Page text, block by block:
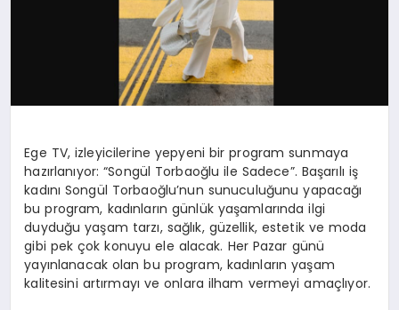
Ege TV, izleyicilerine yepyeni bir program sunmaya
hazırlanıyor: “Songül Torbaoğlu ile Sadece”. Başarılı iş
kadını Songül Torbaoğlu’nun sunuculuğunu yapacağı
bu program, kadınların günlük yaşamlarında ilgi
duyduğu yaşam tarzı, sağlık, güzellik, estetik ve moda
gibi pek çok konuyu ele alacak. Her Pazar günü
yayınlanacak olan bu program, kadınların yaşam
kalitesini artırmayı ve onlara ilham vermeyi amaçlıyor.